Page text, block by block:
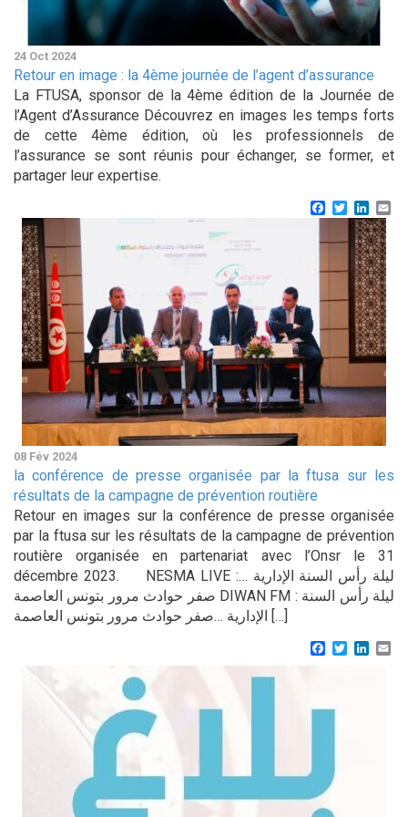
24 Oct 2024
Retour en image : la 4ème journée de l’agent d’assurance
La FTUSA, sponsor de la 4ème édition de la Journée de
l’Agent d’Assurance Découvrez en images les temps forts
de cette 4ème édition, où les professionnels de
l’assurance se sont réunis pour échanger, se former, et
partager leur expertise.
Facebook
Twitter
08 Fév 2024
la conférence de presse organisée par la ftusa sur les
résultats de la campagne de prévention routière
Retour en images sur la conférence de presse organisée
par la ftusa sur les résultats de la campagne de prévention
routière organisée en partenariat avec l’Onsr le 31
décembre 2023. NESMA LIVE :ليلة رأس السنة الإدارية …
صفر حوادث مرور بتونس العاصمة DIWAN FM : ليلة رأس السنة
الإدارية …صفر حوادث مرور بتونس العاصمة […]
Facebook
Twitter